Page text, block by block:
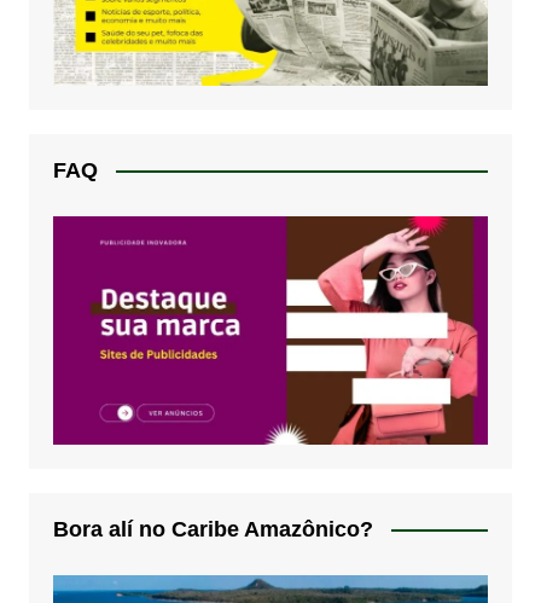
FAQ
Bora alí no Caribe Amazônico?